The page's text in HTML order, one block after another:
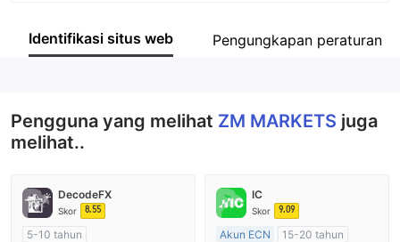
Nama perusahaan
Identifikasi situs web Pengungkapan peraturan
Pengguna yang melihat ZM MARKETS juga
melihat..
DecodeFX
Skor 8.55
5-10 tahun
IC
Skor 9.09
Akun ECN
15-20 tahun